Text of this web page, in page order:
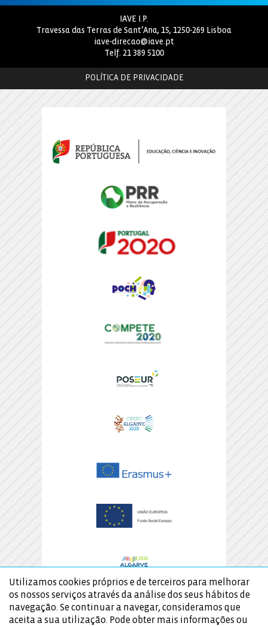
IAVE I.P.
Travessa das Terras de Sant’Ana, 15, 1250-269 Lisboa
iave-direcao@iave.pt
Telf. 21 389 5100
POLÍTICA DE PRIVACIDADE
Utilizamos cookies próprios e de terceiros para melhorar
os nossos serviços através da análise dos seus hábitos de
navegação. Se continuar a navegar, consideramos que
aceita a sua utilização. Pode obter mais informações ou